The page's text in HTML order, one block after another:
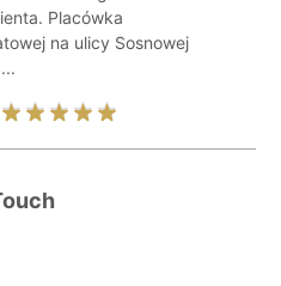
Placówka
na ulicy Sosnowej